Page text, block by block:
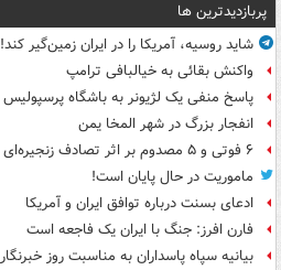
پربازدیدترین ها
شاید روسیه، آمریکا را در ایران زمین‌گیر کند!
واکنش بقائی به خیالبافی ترامپ
پاسخ منفی یک لژیونر به باشگاه پرسپولیس
انفجار بزرگ در شهر المخا یمن
۶ فوتی و ۵ مصدوم بر اثر تصادف زنجیره‌ای
ماموریت در حال پایان است!
ادعای بسنت درباره توافق ایران و آمریکا
فارن افرز: جنگ با ایران یک فاجعه است
بیانیه سپاه پاسداران به مناسبت روز خبرنگار